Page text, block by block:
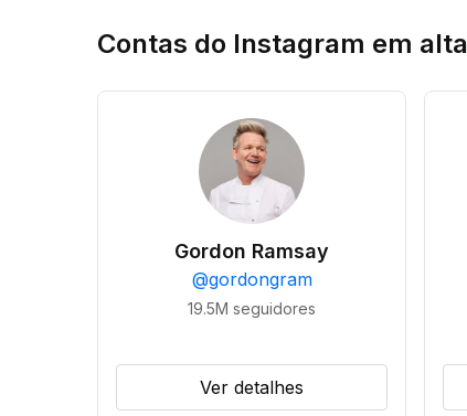
Contas do Instagram em alta
Gordon Ramsay
@gordongram
19.5M seguidores
Ver detalhes